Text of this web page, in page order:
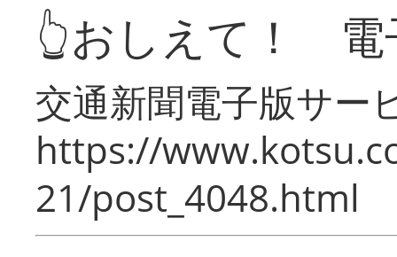
👆おしえて！ 電
交通新聞電子版サー
https://
21/post_4048.html